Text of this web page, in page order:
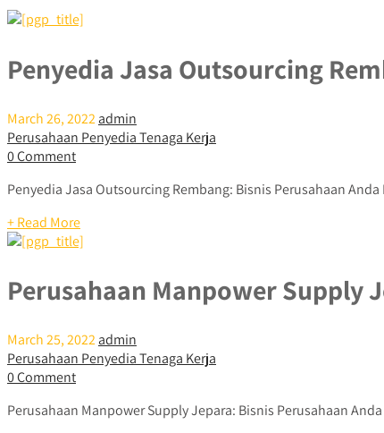
Penyedia Jasa Outsourcing
March 26, 2022admin
Perusahaan Penyedia Tenaga Kerja
0 Comment
Penyedia Jasa Outsourcing Rembang: Bisnis Perusahaan
+ Read More
Perusahaan Manpower Supply
March 25, 2022admin
Perusahaan Penyedia Tenaga Kerja
0 Comment
Perusahaan Manpower Supply Jepara: Bisnis Perusahaan